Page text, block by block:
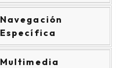
Navegación
Específica
Multimedia